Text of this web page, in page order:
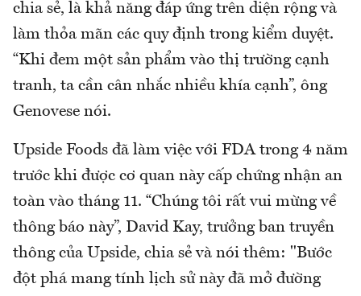
chia sẻ, là khả năng đáp ứng trên diện rộng và
làm thỏa mãn các quy định trong kiểm duyệt.
“Khi đem một sản phẩm vào thị trường cạnh
tranh, ta cần cân nhắc nhiều khía cạnh”, ông
Genovese nói.
Upside Foods đã làm việc với FDA trong 4 năm
trước khi được cơ quan này cấp chứng nhận an
toàn vào tháng 11. “Chúng tôi rất vui mừng về
thông báo này”, David Kay, trưởng ban truyền
thông của Upside, chia sẻ và nói thêm: "Bước
đột phá mang tính lịch sử này đã mở đường